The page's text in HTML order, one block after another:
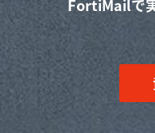
FortiMailで